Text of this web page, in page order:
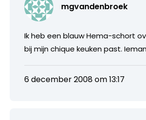
mgvandenbroek
Ik heb een blauw Hema-schort
bij mijn chique keuken past.
6 december 2008 om 13:17